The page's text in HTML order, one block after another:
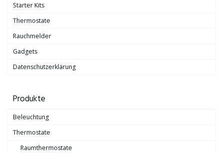
Starter Kits
Thermostate
Rauchmelder
Gadgets
Datenschutzerklärung
Produkte
Beleuchtung
Thermostate
Raumthermostate